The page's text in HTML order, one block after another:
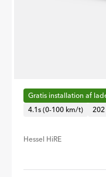
Gratis installation af
4.1s (0-100 km/t)
Hessel HiRE